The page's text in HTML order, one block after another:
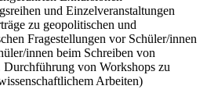
und Einzelveranstaltungen
zu geopolitischen und
Fragestellungen vor Schüler/innen
innen beim Schreiben von
Durchführung von Workshops zu
Arbeiten)